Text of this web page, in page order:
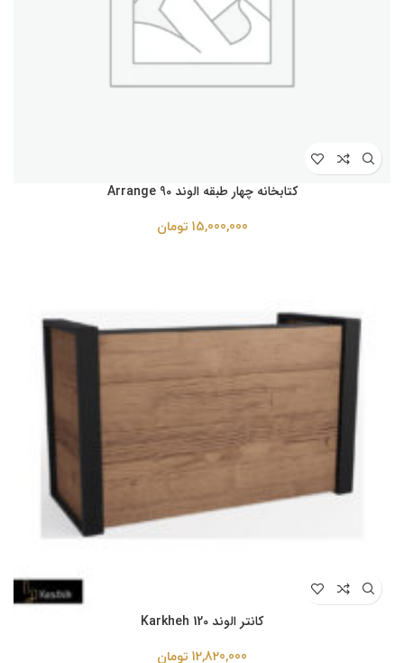
کتابخانه چهار طبقه الوند Arrange 90
15,000,000 تومان
کانتر الوند Karkheh 120
12,820,000 تومان